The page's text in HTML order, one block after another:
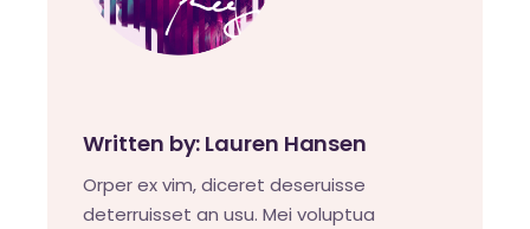
Written by: Lauren Hansen
Orper ex vim, diceret deseruisse
deterruisset an usu. Mei voluptua